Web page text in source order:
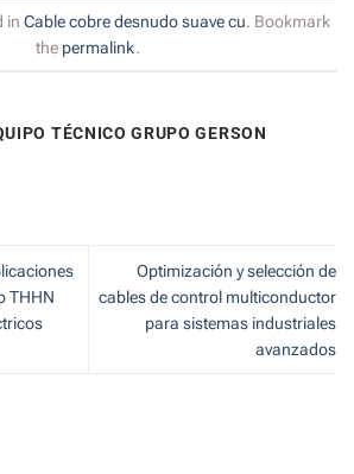
in Cable cobre desnudo suave cu. Bookmark
the permalink.
TÉCNICO GRUPO GERSON
THHN
Optimización y selección de
cables de control multiconductor
para sistemas industriales
avanzados